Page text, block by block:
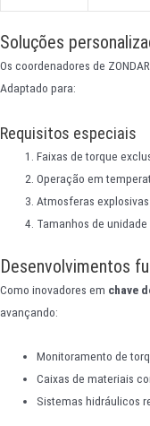
Soluções
Os coordenadores de
Adaptado para:
Requisitos especiais
Faixas de torque
Operação em
Atmosferas explosivas
Tamanhos de
Desenvolvimentos
Como inovadores em chave
avançando:
Monitoramento de
Caixas de materiais
Sistemas hidráulicos